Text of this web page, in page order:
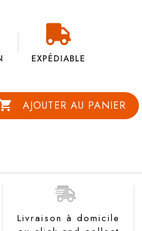
EXPÉDIABLE
AJOUTER AU PANIER
Livraison à domicile